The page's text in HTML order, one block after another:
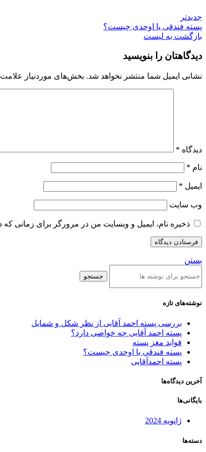
جدیدتر
پسته فندقی یا اوحدی چیست؟
بازگشت به لیست
دیدگاهتان را بنویسید
نشانی ایمیل شما منتشر نخواهد شد. بخش‌های موردنیاز
دیدگاه *
نام *
ایمیل *
وب‌ سایت
ذخیره نام، ایمیل و وبسایت من در مرورگر برای زمانی که
بستن
جستجو
نوشته‌های تازه
بررسی پسته احمد آقایی از نظر شکل و شمایل
پسته احمد آقایی چه خواصی دارد؟
فواید مغز پسته
پسته فندقی یا اوحدی چیست؟
پسته احمدآقایی
آخرین دیدگاه‌ها
بایگانی‌ها
ژانویه 2024
دسته‌ها